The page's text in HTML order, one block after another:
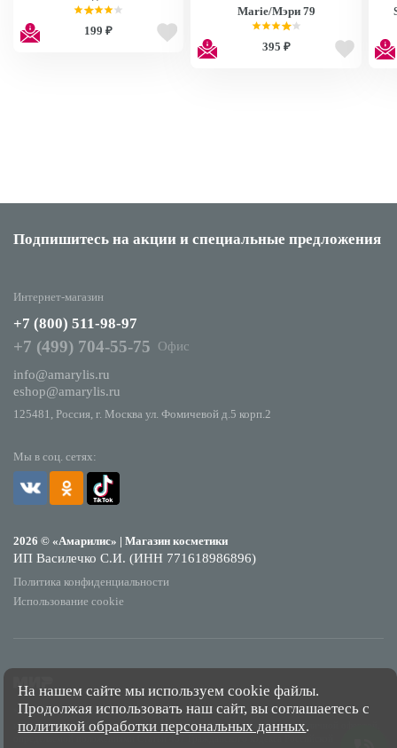
199 ₽
Marie/Мэри 79
395 ₽
Подпишитесь на акции и специальные предложения
Мы в соц. сетях:
2026 © «Амарилис» | Магазин косметики
ИП Василечко С.И. (ИНН 771618986896)
Политика конфиденциальности
Использование cookie
Интернет-магазин
+7 (800) 511-98-97
+7 (499) 704-55-75
Офис
info@amarylis.ru
eshop@amarylis.ru
125481, Россия, г. Москва ул. Фомичевой д.5 корп.2
*Обращаем Ваше внимание на то, что данный интернет-сайт носит исключительно
информационный характер и ни при каких условиях не является публичной офертой,
определяемой положениями Статьи 437 Гражданского кодекса Российской
На нашем сайте мы используем cookie файлы.
Продолжая использовать наш сайт, вы соглашаетесь с
политикой обработки персональных данных.